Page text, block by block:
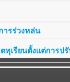
ารร่วงหล่น
เรียนตั้งแต่การ